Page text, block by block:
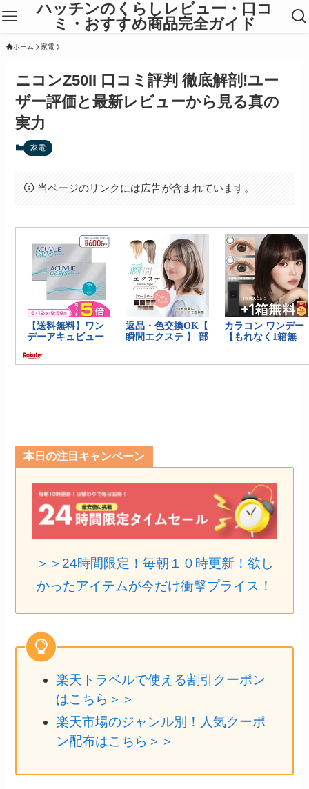
ハッチンのくらしレビュー・口コ
ミ・おすすめ商品完全ガイド
ホーム 家電
ニコンZ50II 口コミ評判 徹底解剖!ユー
ザー評価と最新レビューから見る真の
実力
家電
当ページのリンクには広告が含まれています。
本日の注目キャンペーン
＞＞24時間限定！毎朝１０時更新！欲し
かったアイテムが今だけ衝撃プライス！
楽天トラベルで使える割引クーポン
はこちら＞＞
楽天市場のジャンル別！人気クーポ
ン配布はこちら＞＞